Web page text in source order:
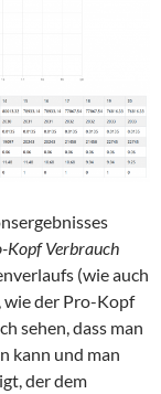
Kopf Verbrauch
(wie auch
wie der Pro-Kopf
sehen, dass man
kann und man
der dem